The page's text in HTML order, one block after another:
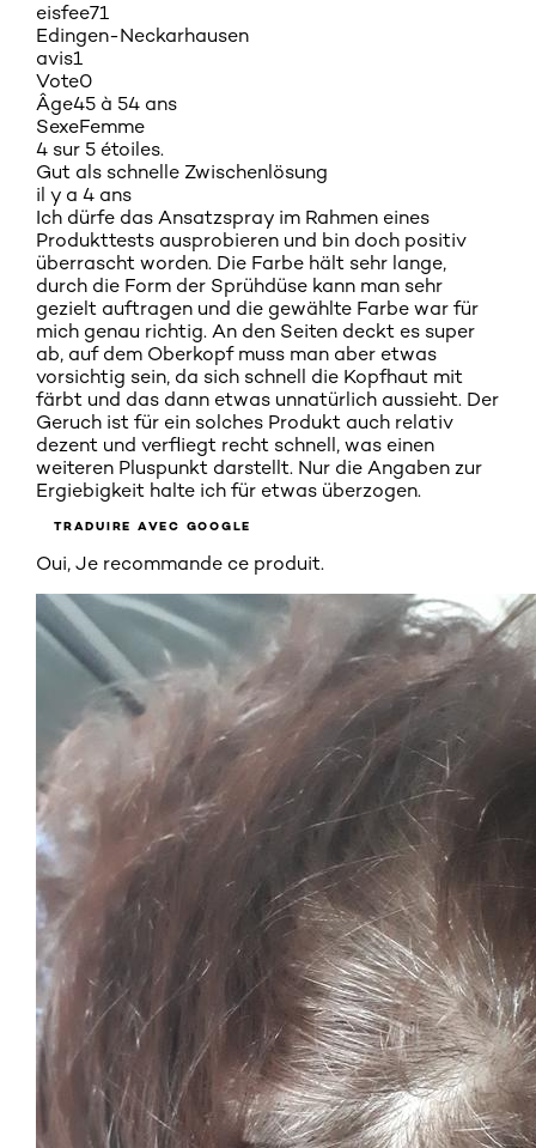
eisfee71
Edingen-Neckarhausen
avis1
Vote0
Âge45 à 54 ans
SexeFemme
4 sur 5 étoiles.
Gut als schnelle Zwischenlösung
il y a 4 ans
Ich dürfe das Ansatzspray im Rahmen eines
Produkttests ausprobieren und bin doch positiv
überrascht worden. Die Farbe hält sehr lange,
durch die Form der Sprühdüse kann man sehr
gezielt auftragen und die gewählte Farbe war für
mich genau richtig. An den Seiten deckt es super
ab, auf dem Oberkopf muss man aber etwas
vorsichtig sein, da sich schnell die Kopfhaut mit
färbt und das dann etwas unnatürlich aussieht. Der
Geruch ist für ein solches Produkt auch relativ
dezent und verfliegt recht schnell, was einen
weiteren Pluspunkt darstellt. Nur die Angaben zur
Ergiebigkeit halte ich für etwas überzogen.
TRADUIRE AVEC GOOGLE
Oui, Je recommande ce produit.